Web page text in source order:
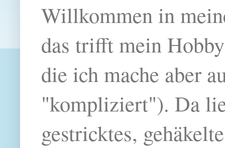
Willkommen in
das trifft mein
die ich mache aber
"kompliziert"). Da
gestricktes,